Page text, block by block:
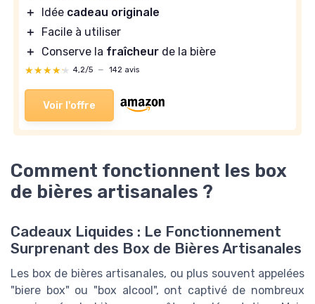
＋
Idée cadeau originale
＋
Facile à utiliser
＋
Conserve la fraîcheur de la bière
★★★★★
★★★★★ 4,2/5 — 142 avis
Voir l'offre
Comment fonctionnent les box
de bières artisanales ?
Cadeaux Liquides : Le Fonctionnement
Surprenant des Box de Bières Artisanales
Les box de bières artisanales, ou plus souvent appelées
"biere box" ou "box alcool", ont captivé de nombreux